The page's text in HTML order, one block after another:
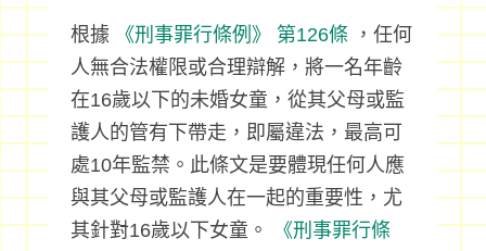
根據 《刑事罪行條例》 第126條 ，任何
人無合法權限或合理辯解，將一名年齡
在16歲以下的未婚女童，從其父母或監
護人的管有下帶走，即屬違法，最高可
處10年監禁。此條文是要體現任何人應
與其父母或監護人在一起的重要性，尤
其針對16歲以下女童。
《刑事罪行條